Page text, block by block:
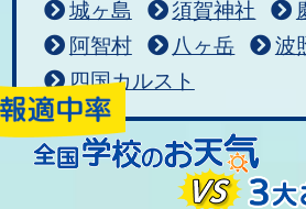
城ヶ島
須賀神社
阿智村
八ヶ岳
波
四国カルスト